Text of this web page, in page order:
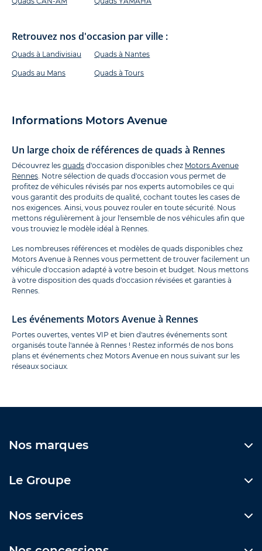
Retrouvez nos d'occasion par ville :
Quads à Landivisiau
Quads au Mans
Quads à Nantes
Quads à Tours
Informations Motors Avenue
Un large choix de références de quads à Rennes
Découvrez les quads d'occasion disponibles chez Motors Avenue
Rennes. Notre sélection de quads d'occasion vous permet de
profitez de véhicules révisés par nos experts automobiles ce qui
vous garantit des produits de qualité, cochant toutes les cases de
nos exigences. Ainsi, vous pouvez rouler en toute sécurité. Nous
mettons régulièrement à jour l'ensemble de nos véhicules afin que
vous trouviez le modèle idéal à Rennes.
Les nombreuses références et modèles de quads disponibles chez
Motors Avenue à Rennes vous permettent de trouver facilement un
véhicule d'occasion adapté à votre besoin et budget. Nous mettons
à votre disposition des quads d'occasion révisées et garanties à
Rennes.
Les événements Motors Avenue à Rennes
Portes ouvertes, ventes VIP et bien d'autres événements sont
organisés toute l'année à Rennes ! Restez informés de nos bons
plans et événements chez Motors Avenue en nous suivant sur les
réseaux sociaux.
Nos marques
Le Groupe
Nos services